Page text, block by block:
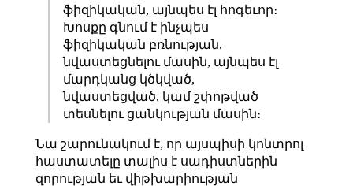
ֆիզիկական, այնպես էլ հոգեւոր։
Խոսքը գնում է ինչպես
ֆիզիկական բռնության,
նվաստեցնելու մասին, այնպես էլ
մարդկանց կծկված,
նվաստեցված, կամ շփոթված
տեսնելու ցանկության մասին։
Նա շարունակում է, որ այսպիսի կոնտրոլ
հաստատելը տալիս է սադիստներին
զորության եւ վիթխարիության